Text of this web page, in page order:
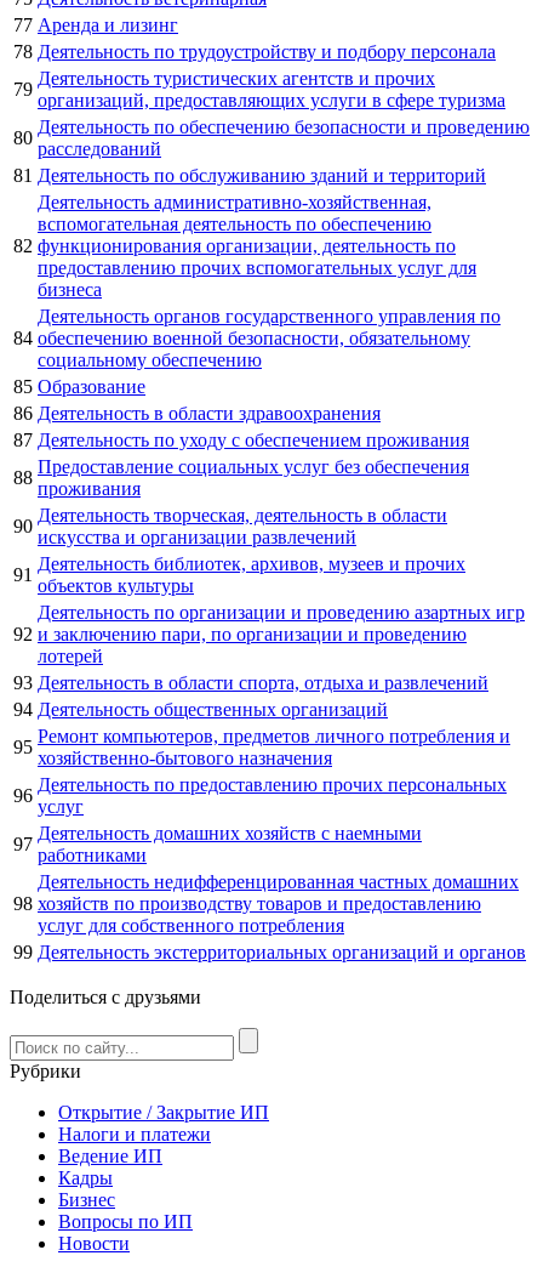
77 Аренда и лизинг
78 Деятельность по трудоустройству и подбору персонала
79
Деятельность туристических агентств и прочих
организаций, предоставляющих услуги в сфере туризма
80
Деятельность по обеспечению безопасности и проведению
расследований
81 Деятельность по обслуживанию зданий и территорий
82
Деятельность административно-хозяйственная,
вспомогательная деятельность по обеспечению
функционирования организации, деятельность по
предоставлению прочих вспомогательных услуг для
бизнеса
84
Деятельность органов государственного управления по
обеспечению военной безопасности, обязательному
социальному обеспечению
85 Образование
86 Деятельность в области здравоохранения
87 Деятельность по уходу с обеспечением проживания
88
Предоставление социальных услуг без обеспечения
проживания
90
Деятельность творческая, деятельность в области
искусства и организации развлечений
91
Деятельность библиотек, архивов, музеев и прочих
объектов культуры
92
Деятельность по организации и проведению азартных игр
и заключению пари, по организации и проведению
лотерей
93 Деятельность в области спорта, отдыха и развлечений
94 Деятельность общественных организаций
95
Ремонт компьютеров, предметов личного потребления и
хозяйственно-бытового назначения
96
Деятельность по предоставлению прочих персональных
услуг
97
Деятельность домашних хозяйств с наемными
работниками
98
Деятельность недифференцированная частных домашних
хозяйств по производству товаров и предоставлению
услуг для собственного потребления
99 Деятельность экстерриториальных организаций и органов
Поделиться с друзьями
Рубрики
Открытие / Закрытие ИП
Налоги и платежи
Ведение ИП
Кадры
Бизнес
Вопросы по ИП
Новости